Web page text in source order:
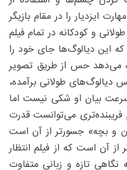
ایزدیار را در مقام بازیگر
و کودکانه در تمام فیلم
این دیالوگ‌ها جای خود را
می‌دهد حس از طریق تصویر
دیالوگ‌‌های طولانی برآمده،
بیان او شکی نیست اما
فریبنده‌تری می‌توانست قدرت
و بچه» جسورتر از آن است
آن است ‌که از فیلم انتظار
تازه و زبانی متفاوت